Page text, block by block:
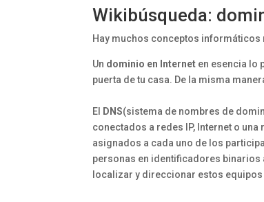
Wikibúsqueda:
Hay muchos conceptos
Un dominio en Internet en esencia lo
puerta de tu casa. De la misma
El DNS(sistema de nombres de
conectados a redes IP, Internet o
asignados a cada uno de los
personas en identificadores
localizar y direccionar estos